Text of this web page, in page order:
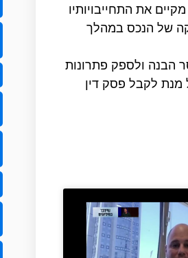
את התחייבויותיו
של הנכס במהלך
הבנה ולספק פתרונות
לקבל פסק דין